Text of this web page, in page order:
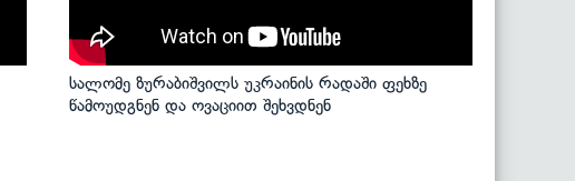
სალომე ზურაბიშვილს უკრაინის რადაში ფეხზე
წამოუდგნენ და ოვაციით შეხვდნენ